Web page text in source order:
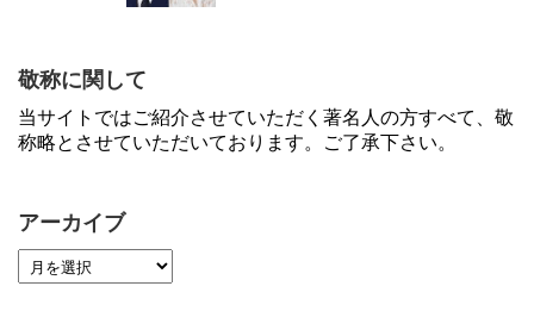
敬称に関して
当サイトではご紹介させていただく著名人の方すべて、敬
称略とさせていただいております。ご了承下さい。
アーカイブ